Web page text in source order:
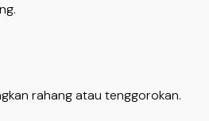
rahang atau tenggorokan.